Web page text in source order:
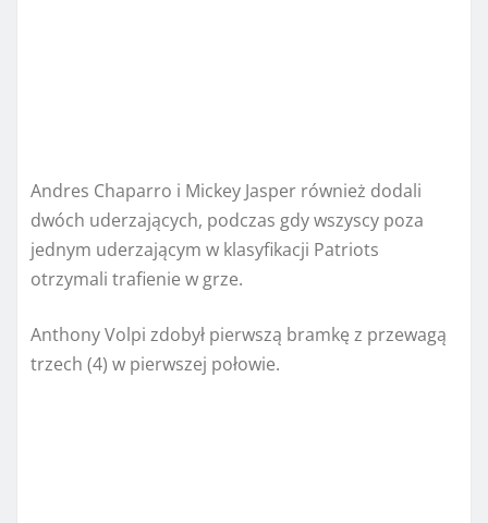
Andres Chaparro i Mickey Jasper również dodali
dwóch uderzających, podczas gdy wszyscy poza
jednym uderzającym w klasyfikacji Patriots
otrzymali trafienie w grze.
Anthony Volpi zdobył pierwszą bramkę z przewagą
trzech (4) w pierwszej połowie.